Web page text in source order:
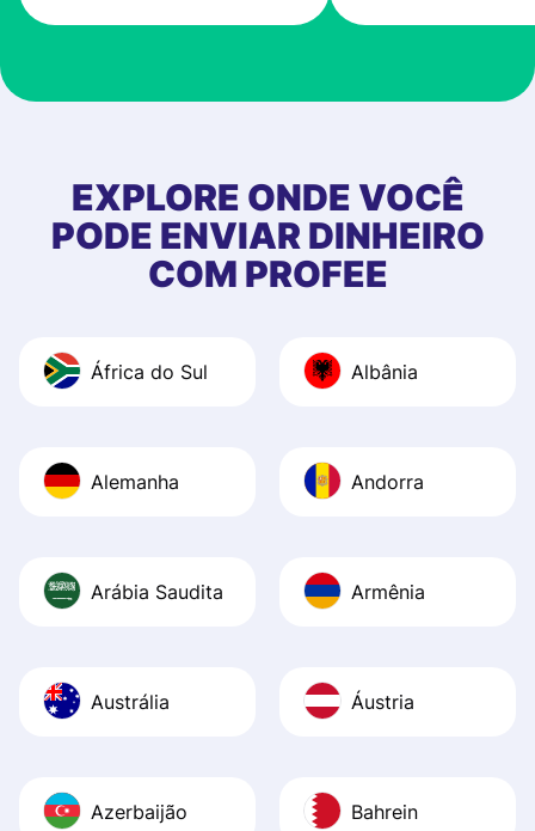
at Profee is very
first started
app, and they
quick to provide
and helpful
Recommend it!
EXPLORE ONDE VOCÊ
PODE ENVIAR DINHEIRO
COM PROFEE
África do Sul Albânia
Alemanha Andorra
Arábia Saudita Armênia
Austrália Áustria
Azerbaijão Bahrein